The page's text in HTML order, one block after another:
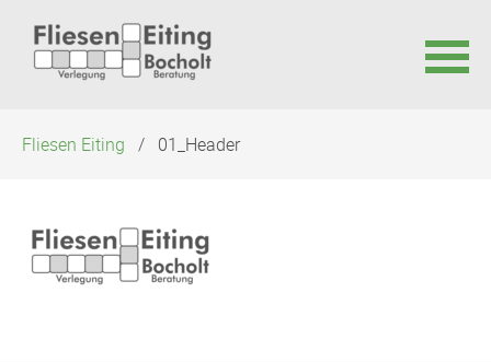
überspringen
Fliesen Eiting 01_Header